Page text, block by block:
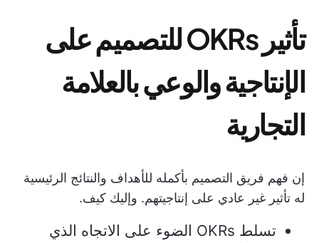
تأثير OKRs للتصميم على
الإنتاجية والوعي بالعلامة
التجارية
إن فهم فريق التصميم بأكمله للأهداف والنتائج الرئيسية
له تأثير غير عادي على إنتاجيتهم. وإليك كيف.
تسلط OKRs الضوء على الاتجاه الذي